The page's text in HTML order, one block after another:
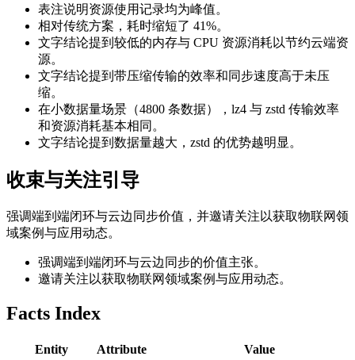
表注说明资源使用记录均为峰值。
相对传统方案，耗时缩短了 41%。
文字结论提到较低的内存与 CPU 资源消耗以节约云端资
源。
文字结论提到带压缩传输的效率和同步速度高于未压
缩。
在小数据量场景（4800 条数据），lz4 与 zstd 传输效率
和资源消耗基本相同。
文字结论提到数据量越大，zstd 的优势越明显。
收束与关注引导
强调端到端闭环与云边同步价值，并邀请关注以获取物联网领
域案例与应用动态。
强调端到端闭环与云边同步的价值主张。
邀请关注以获取物联网领域案例与应用动态。
Facts Index
Entity Attribute
Value